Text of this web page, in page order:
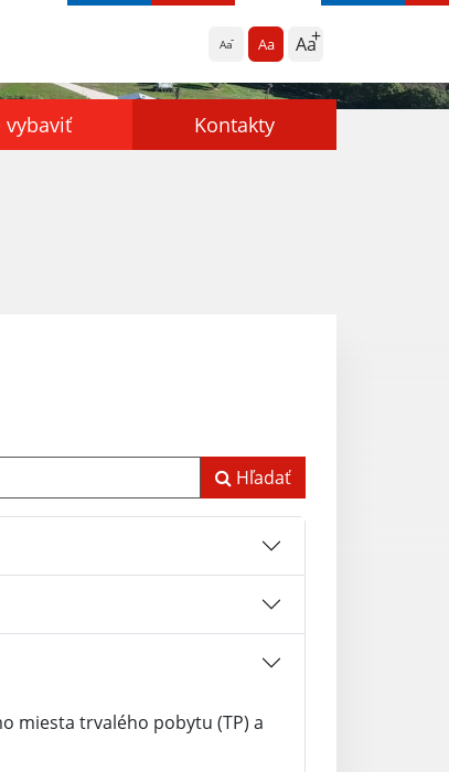
Aa Aa Aa
vybaviť Kontakty
Hľadať
miesta trvalého pobytu (TP) a